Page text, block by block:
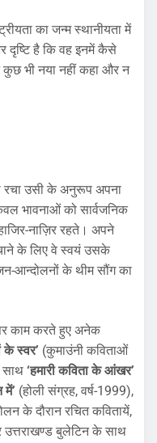
का जन्म स्थानीयता में
दृष्टि है कि वह इनमें कैसे
कुछ भी नया नहीं कहा और न
रचा उसी के अनुरूप अपना
भावनाओं को सार्वजनिक
नाज़िर रहते। अपने
के लिए वे स्वयं उसके
आन्दोलनों के थीम सौंग का
पर काम करते हुए अनेक
के स्वर’ (कुमाउंनी कविताओं
‘हमारी कविता के आंखर’
में’ (होली संग्रह, वर्ष-1999),
के दौरान रचित कवितायें,
उत्तराखण्ड बुलेटिन के साथ